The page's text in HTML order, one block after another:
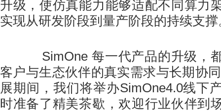
升级，使仿真能力能够适配不同算力
实现从研发阶段到量产阶段的持续支撑
SimOne 每一代产品的升级，
客户与生态伙伴的真实需求与长期协
展期间，我们将举办SimOne4.0线下
时准备了精美茶歇，欢迎行业伙伴到